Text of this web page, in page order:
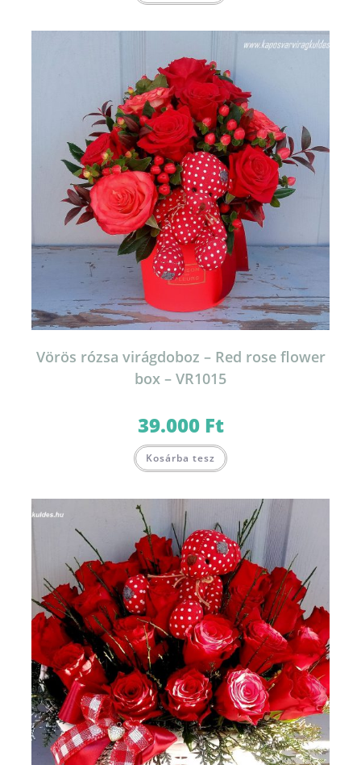
Vörös rózsa virágdoboz – Red rose flower
box – VR1015
39.000 Ft
Kosárba tesz